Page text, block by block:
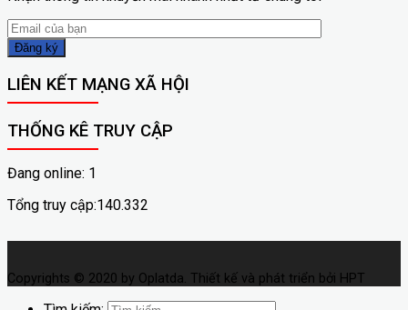
LIÊN KẾT MẠNG XÃ HỘI
THỐNG KÊ TRUY CẬP
Đang online: 1
Tổng truy cập:140.332
Copyrights © 2020 by Oplatda. Thiết kế và phát triển bởi HPT